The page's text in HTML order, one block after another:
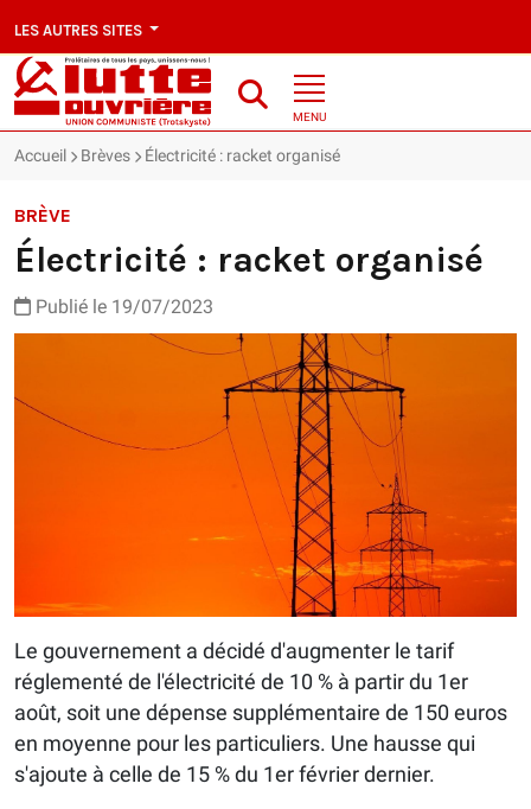
LES AUTRES SITES
MENU
Accueil Brèves Électricité : racket organisé
BRÈVE
Électricité : racket organisé
Publié le 19/07/2023
Le gouvernement a décidé d'augmenter le tarif
réglementé de l'électricité de 10 % à partir du 1er
août, soit une dépense supplémentaire de 150 euros
en moyenne pour les particuliers. Une hausse qui
s'ajoute à celle de 15 % du 1er février dernier.